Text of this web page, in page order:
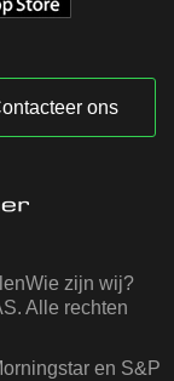
ons
Wie zijn wij?
Alle rechten
en S&P